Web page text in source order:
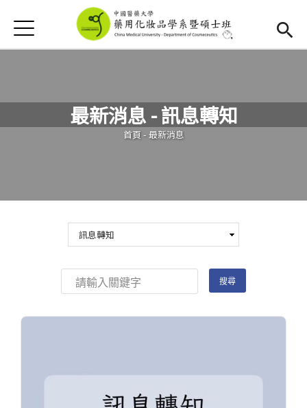
首頁
首頁
(link is external)
下載專區
EN.(link is external)
Jump to Navigation
Jump to Main content
最新消息 - 訊息轉知
您在這裡
首頁- 最新消息